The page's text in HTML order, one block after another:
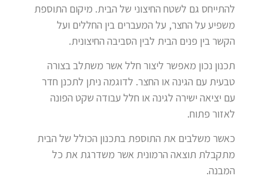
להתייחס גם לשטח החיצוני של הבית. מיקום התוספת
משפיע על החצר, על המעברים בין החללים ועל
הקשר בין פנים הבית לבין הסביבה החיצונית.
תכנון נכון מאפשר ליצור חלל אשר משתלב בצורה
טבעית עם הגינה או החצר. לדוגמה ניתן לתכנן חדר
עם יציאה ישירה לגינה או חלל עבודה שקט הפונה
לאזור פתוח.
כאשר משלבים את התוספת בתכנון הכולל של הבית
מתקבלת תוצאה הרמונית אשר משדרגת את כל
המבנה.